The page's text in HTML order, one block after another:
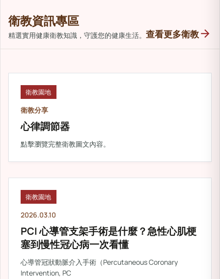
衛教資訊專區
精選實用健康衛教知識，守護您的健康生活。 查看更多衛教arrow_forward
衛教園地
衛教分享
心律調節器
點擊瀏覽完整衛教圖文內容。
衛教園地
2026.03.10
PCI 心導管支架手術是什麼？急性心肌梗
塞到慢性冠心病一次看懂
心導管冠狀動脈介入手術（Percutaneous Coronary
Intervention, PC